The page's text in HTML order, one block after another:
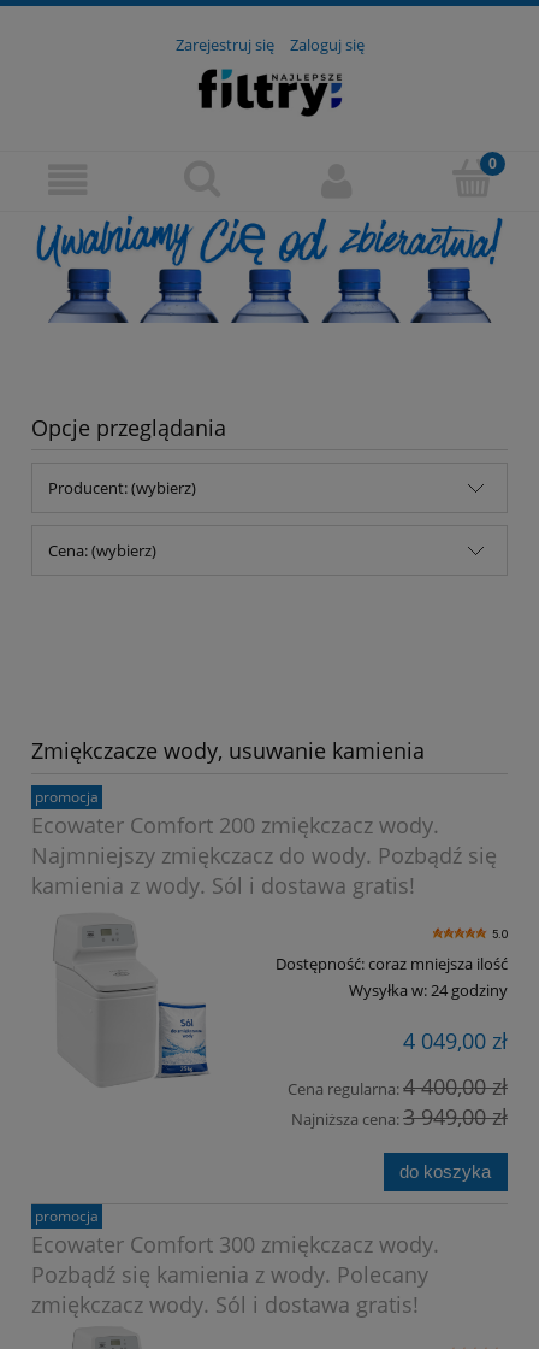
Zarejestruj się Zaloguj się
Opcje przeglądania
Producent: (wybierz)
Cena: (wybierz)
Zmiękczacze wody, usuwanie kamienia
Ecowater Comfort 200 zmiękczacz wody.
Najmniejszy zmiękczacz do wody. Pozbądź się
kamienia z wody. Sól i dostawa gratis!
5.0
Dostępność:coraz mniejsza ilość
Wysyłka w:24 godziny
4 049,00 zł
Cena regularna:4 400,00 zł
Najniższa cena:3 949,00 zł
do koszyka
promocja
Ecowater Comfort 300 zmiękczacz wody.
Pozbądź się kamienia z wody. Polecany
zmiękczacz wody. Sól i dostawa gratis!
promocja